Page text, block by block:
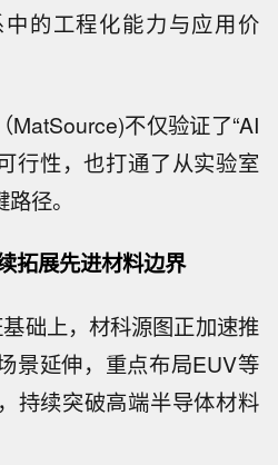
的工程化能力与应用价
MatSource)不仅验证了“AI
行性，也打通了从实验室
径。
拓展先进材料边界
础上，材科源图正加速推
景延伸，重点布局EUV等
持续突破高端半导体材料